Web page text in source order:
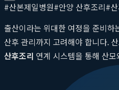
#산본제일병원#안양 산후조리#
출산이라는 위대한 여정을 준비
산후 관리까지 고려해야 합니다.
산후조리 연계 시스템을 통해 산
있는 원스톱 시스템은 산모에게
역 예비 부모들에게 최고의 선택